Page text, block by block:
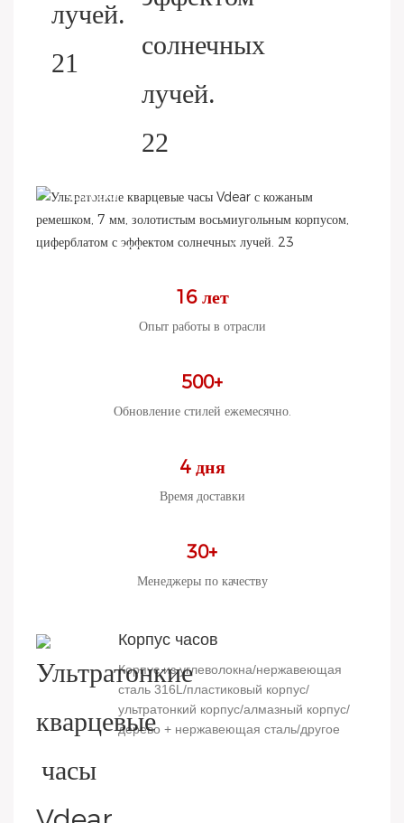
HELP YOU BUILD YOUR
BRAND WATCH MORE
EASY!
Мы предлагаем на выбор 2D-
эскизы/3D-диаграммы/чертежи/
ремешков/механизмов/упаковки.
низкий бюджет
16 лет
Опыт работы в отрасли
500+
Обновление стилей ежемесячно.
4 дня
Время доставки
30+
Менеджеры по качеству
Корпус часов
Корпус из углеволокна/нержавеющая
сталь 316L/пластиковый корпус/
ультратонкий корпус/алмазный корпус/
дерево + нержавеющая сталь/другое